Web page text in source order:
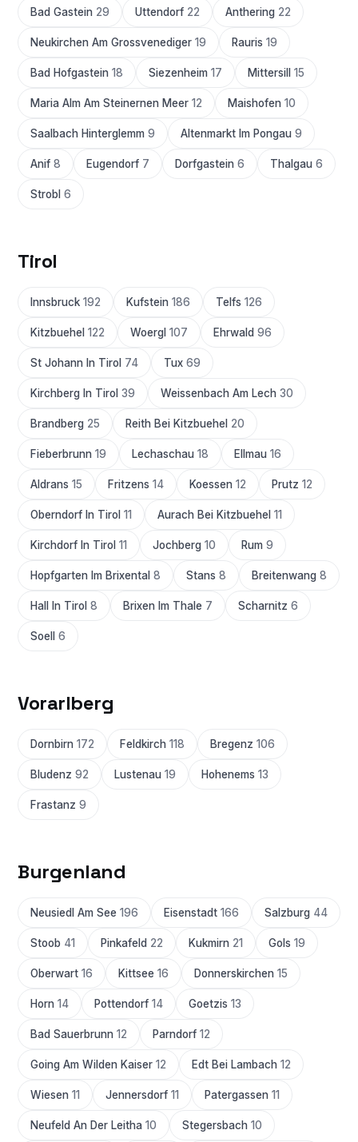
Bad Gastein 29 Uttendorf 22 Anthering 22
Neukirchen Am Grossvenediger 19 Rauris 19
Bad Hofgastein 18 Siezenheim 17 Mittersill 15
Maria Alm Am Steinernen Meer 12 Maishofen 10
Saalbach Hinterglemm 9 Altenmarkt Im Pongau 9
Anif 8 Eugendorf 7 Dorfgastein 6 Thalgau 6
Strobl 6
Tirol
Innsbruck 192 Kufstein 186 Telfs 126
Kitzbuehel 122 Woergl 107 Ehrwald 96
St Johann In Tirol 74 Tux 69
Kirchberg In Tirol 39 Weissenbach Am Lech 30
Brandberg 25 Reith Bei Kitzbuehel 20
Fieberbrunn 19 Lechaschau 18 Ellmau 16
Aldrans 15 Fritzens 14 Koessen 12 Prutz 12
Oberndorf In Tirol 11 Aurach Bei Kitzbuehel 11
Kirchdorf In Tirol 11 Jochberg 10 Rum 9
Hopfgarten Im Brixental 8 Stans 8 Breitenwang 8
Hall In Tirol 8 Brixen Im Thale 7 Scharnitz 6
Soell 6
Vorarlberg
Dornbirn 172 Feldkirch 118 Bregenz 106
Bludenz 92 Lustenau 19 Hohenems 13
Frastanz 9
Burgenland
Neusiedl Am See 196 Eisenstadt 166 Salzburg 44
Stoob 41 Pinkafeld 22 Kukmirn 21 Gols 19
Oberwart 16 Kittsee 16 Donnerskirchen 15
Horn 14 Pottendorf 14 Goetzis 13
Bad Sauerbrunn 12 Parndorf 12
Going Am Wilden Kaiser 12 Edt Bei Lambach 12
Wiesen 11 Jennersdorf 11 Patergassen 11
Neufeld An Der Leitha 10 Stegersbach 10